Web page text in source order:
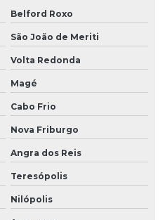
multimarcas
rolante
Belford Roxo
São João de Meriti
Volta Redonda
Magé
Cabo Frio
Nova Friburgo
Angra dos Reis
Teresópolis
Nilópolis